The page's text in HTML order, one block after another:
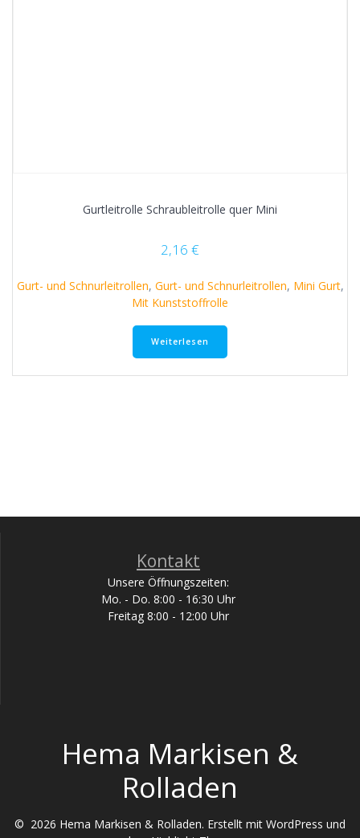
Gurtleitrolle Schraubleitrolle quer Mini
2,16 €
Gurt- und Schnurleitrollen, Gurt- und Schnurleitrollen, Mini Gurt,
Mit Kunststoffrolle
Weiterlesen
Kontakt
Unsere Öffnungszeiten:
Mo. - Do. 8:00 - 16:30 Uhr
Freitag 8:00 - 12:00 Uhr
Hema Markisen &
Rolladen
© 2026 Hema Markisen & Rolladen. Erstellt mit WordPress und